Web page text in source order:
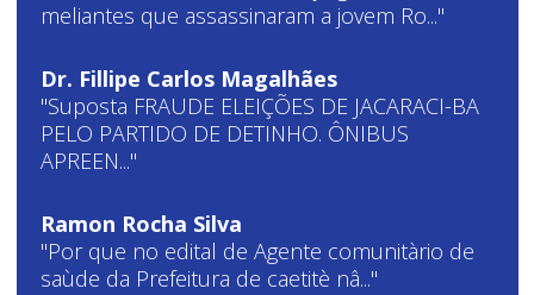
meliantes que assassinaram a jovem Ro..."
Dr. Fillipe Carlos Magalhães
"Suposta FRAUDE ELEIÇÕES DE JACARACI-BA
PELO PARTIDO DE DETINHO. ÔNIBUS
APREEN..."
Ramon Rocha Silva
"Por que no edital de Agente comunitàrio de
saùde da Prefeitura de caetitè nâ..."